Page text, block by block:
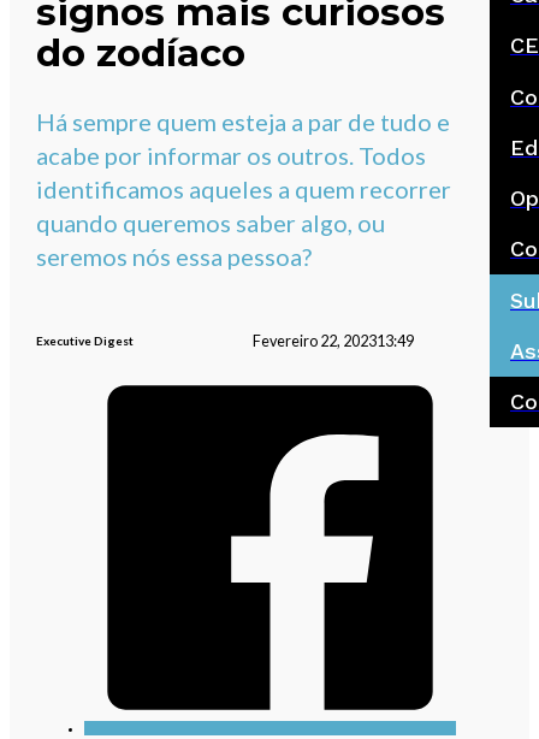
signos mais curiosos
do zodíaco
Há sempre quem esteja a par de tudo e
acabe por informar os outros. Todos
identificamos aqueles a quem recorrer
quando queremos saber algo, ou
seremos nós essa pessoa?
Executive Digest Fevereiro 22, 202313:49